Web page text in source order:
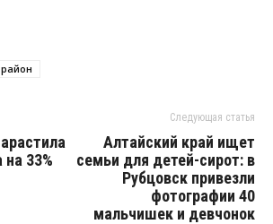
на 33%
Следующая статья
Алтайский край ищет
семьи для детей-сирот: в
Рубцовск привезли
фотографии 40
мальчишек и девчонок